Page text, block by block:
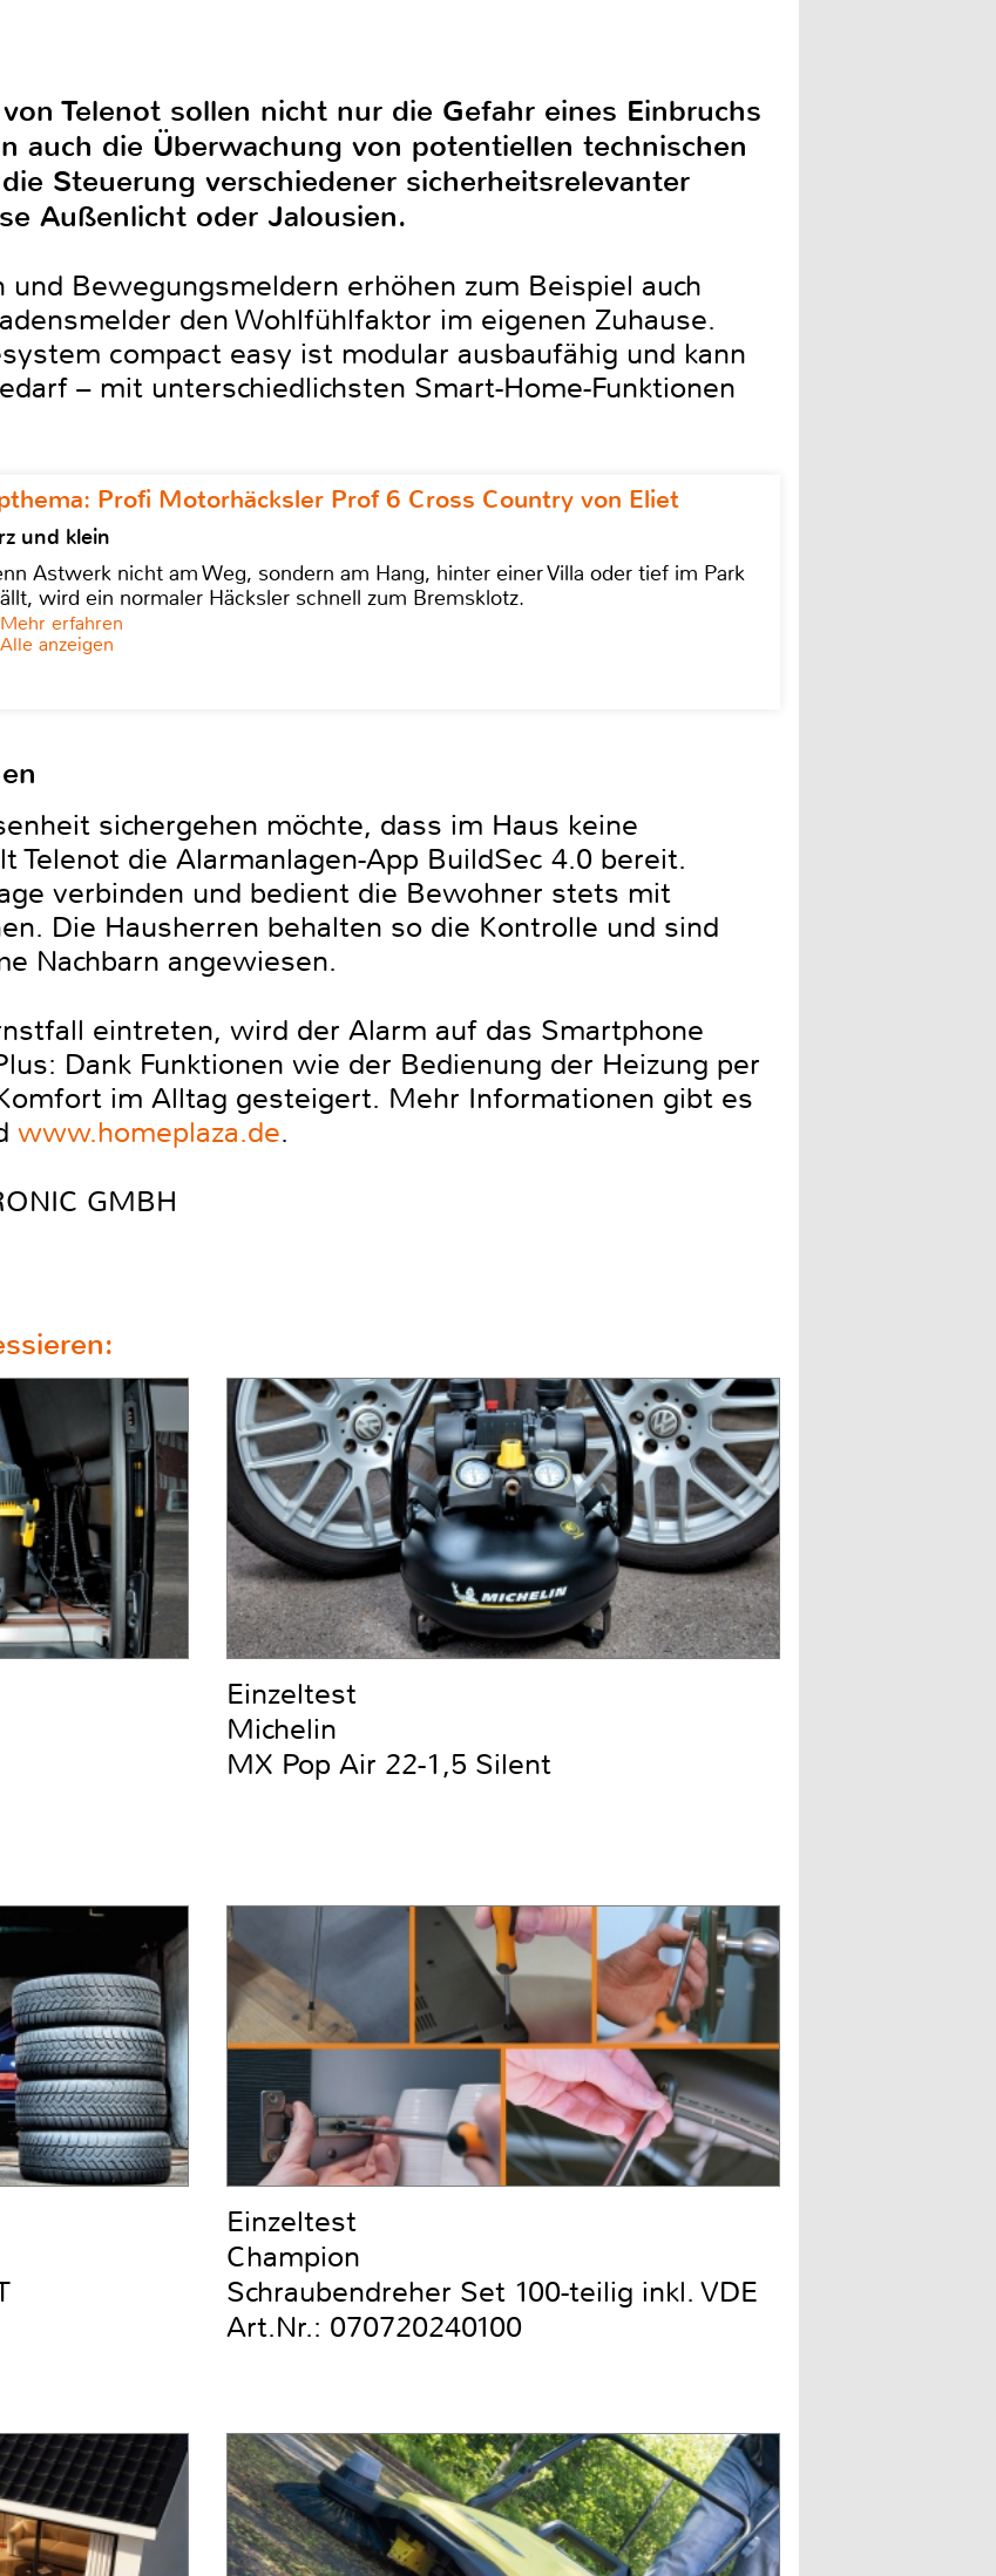
Telenot sollen nicht nur die Gefahr eines Einbruchs
auch die Überwachung von potentiellen technischen
Steuerung verschiedener sicherheitsrelevanter
Außenlicht oder Jalousien.
Bewegungsmeldern erhöhen zum Beispiel auch
den Wohlfühlfaktor im eigenen Zuhause.
compact easy ist modular ausbaufähig und kann
– mit unterschiedlichsten Smart-Home-Funktionen
Profi Motorhäcksler Prof 6 Cross Country von Eliet
und klein
Astwerk nicht am Weg, sondern am Hang, hinter einer Villa oder tief im Park
wird ein normaler Häcksler schnell zum Bremsklotz.
erfahren
anzeigen
sichergehen möchte, dass im Haus keine
Telenot die Alarmanlagen-App BuildSec 4.0 bereit.
verbinden und bedient die Bewohner stets mit
Die Hausherren behalten so die Kontrolle und sind
Nachbarn angewiesen.
eintreten, wird der Alarm auf das Smartphone
Dank Funktionen wie der Bedienung der Heizung per
im Alltag gesteigert. Mehr Informationen gibt es
www.homeplaza.de.
GMBH
Einzeltest
Michelin
MX Pop Air 22-1,5 Silent
Einzeltest
Champion
Schraubendreher Set 100-teilig inkl. VDE
Art.Nr.: 070720240100